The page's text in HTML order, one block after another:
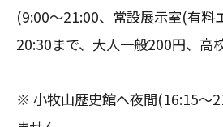
(9:00～21:00、常設展示室(有料
20:30まで、大人一般200円、高
※ 小牧山歴史館へ夜間(16:15～